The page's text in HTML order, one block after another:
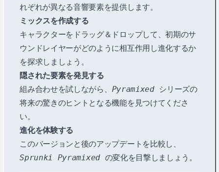
れぞれが異なる音響要素を提供します。
ミックスを作成する
キャラクターをドラッグ＆ドロップして、初期のサ
ウンドレイヤーがどのように相互作用し進化するか
を探求しましょう。
隠された要素を発見する
組み合わせを試しながら、 Pyramixedシリーズの
将来の驚きのヒントとなる機能を見つけてくださ
い。
進化を体験する
このバージョンと後のアップデートを比較し、
Sprunki Pyramixedの変化を目撃しましょう。